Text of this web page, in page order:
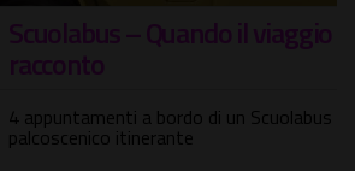
il viaggio diventa
di un Scuolabus anni '70,